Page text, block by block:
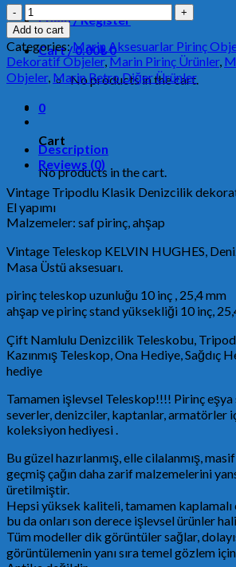
Login / Register
Cart /0.00₺0
No products in the cart.
0
Cart
No products in the cart.
Vintage
Pirinç
Ayaklı
Dürbün
MKKSK98
quantity
Add to cart
Categories:Marin Aksesuarlar Pirinç
Dekoratif Objeler,Marin Pirinç Ürünler,
Objeler, Marin Retro Diğer Ürünler
Description
Reviews (0)
Vintage Tripodlu Klasik Denizcilik
El yapımı
Malzemeler: saf pirinç, ahşap
Vintage Teleskop KELVIN HUGHES,
Masa Üstü aksesuarı.
pirinç teleskop uzunluğu 10 inç , 25,4 mm
ahşap ve pirinç stand yüksekliği 10 inç,
Çift Namlulu Denizcilik Teleskobu,
Kazınmış Teleskop, Ona Hediye, Sağdıç
hediye
Tamamen işlevsel Teleskop!!!! Pirinç
severler, denizciler, kaptanlar, armatörler
koleksiyon hediyesi .
Bu güzel hazırlanmış, elle cilalanmış,
geçmiş çağın daha zarif malzemelerini
üretilmiştir.
Hepsi yüksek kaliteli, tamamen
bu da onları son derece işlevsel ürünler
Tüm modeller dik görüntüler sağlar,
görüntülemenin yanı sıra temel gözlem